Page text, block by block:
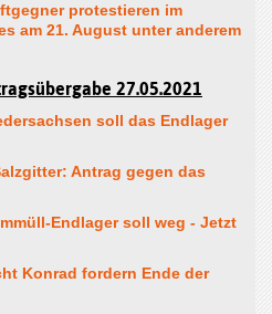
protestieren im
am 21. August unter anderem
27.05.2021
soll das Endlager
Antrag gegen das
Endlager soll weg - Jetzt
Konrad fordern Ende der